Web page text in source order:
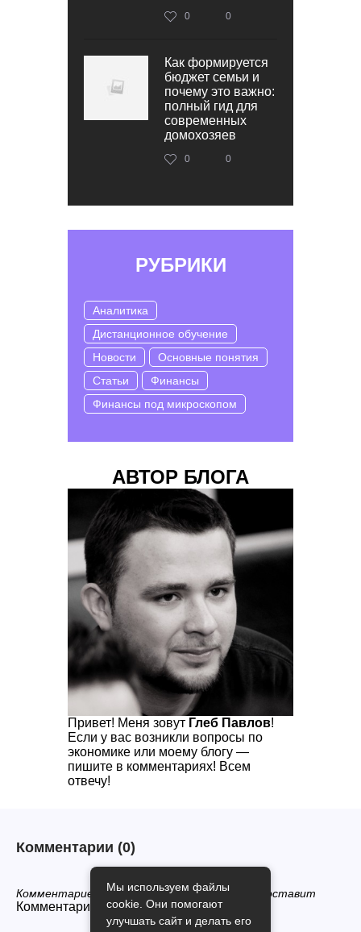
0 0
Как формируется
бюджет семьи и
почему это важно:
полный гид для
современных
домохозяев
0 0
РУБРИКИ
Аналитика
Дистанционное обучение
Новости
Основные понятия
Статьи
Финансы
Финансы под микроскопом
АВТОР БЛОГА
Привет! Меня зовут Глеб Павлов!
Если у вас возникли вопросы по
экономике или моему блогу —
пишите в комментариях! Всем
отвечу!
Комментарии (0)
Комментариев нет, будьте первым кто его оставит
Комментарии закрыты.
Мы используем файлы
cookie. Они помогают
улучшать сайт и делать его